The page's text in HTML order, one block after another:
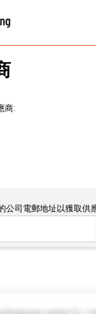
商:
公司電郵地址以獲取供